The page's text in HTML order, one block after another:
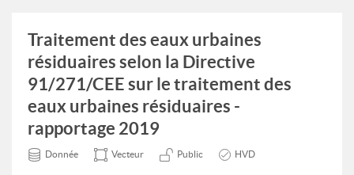
Traitement des eaux urbaines
résiduaires selon la Directive
91/271/CEE sur le traitement des
eaux urbaines résiduaires -
rapportage 2019
Donnée Vecteur Public HVD